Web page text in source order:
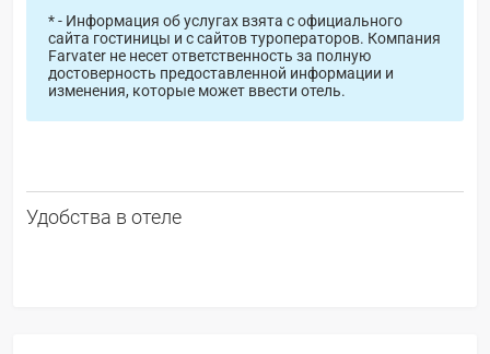
* - Информация об услугах взята с официального
сайта гостиницы и с сайтов туроператоров. Компания
Farvater не несет ответственность за полную
достоверность предоставленной информации и
изменения, которые может ввести отель.
Удобства в отеле